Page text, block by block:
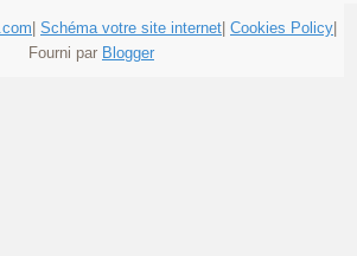
| Schéma votre site internet| Cookies Policy|
Fourni par Blogger